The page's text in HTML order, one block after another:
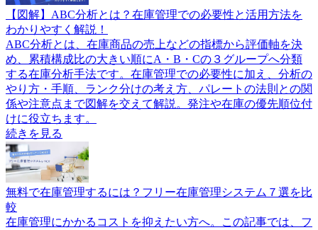
【図解】ABC分析とは？在庫管理での必要性と活用方法を
わかりやすく解説！
ABC分析とは、在庫商品の売上などの指標から評価軸を決
め、累積構成比の大きい順にA・B・Cの３グループへ分類
する在庫分析手法です。在庫管理での必要性に加え、分析の
やり方・手順、ランク分けの考え方、パレートの法則との関
係や注意点まで図解を交えて解説。発注や在庫の優先順位付
けに役立ちます。
続きを見る
無料で在庫管理するには？フリー在庫管理システム７選を比
較
在庫管理にかかるコストを抑えたい方へ。この記事では、フ